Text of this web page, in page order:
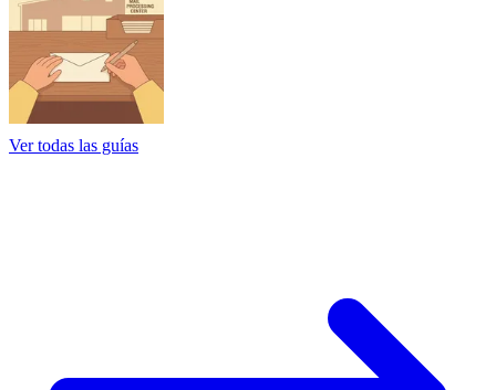
Ver todas las guías